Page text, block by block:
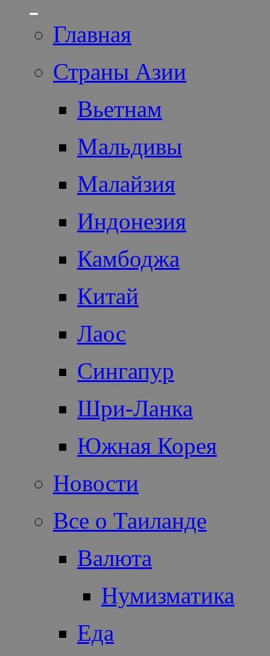
Главная
Страны Азии
Вьетнам
Мальдивы
Малайзия
Индонезия
Камбоджа
Китай
Лаос
Сингапур
Шри-Ланка
Южная Корея
Новости
Все о Таиланде
Валюта
Нумизматика
Еда